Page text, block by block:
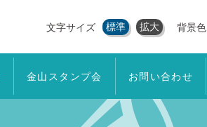
文字サイズ 標準 拡大 背景色
金山スタンプ会 お問い合わせ